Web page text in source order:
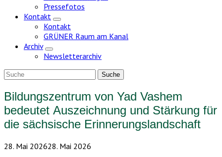
Pressefotos
Kontakt
Zeige
Untermenü
Kontakt
GRÜNER Raum am Kanal
Archiv
Zeige
Untermenü
Newsletterarchiv
Bildungszentrum von Yad Vashem
bedeutet Auszeichnung und Stärkung für
die sächsische Erinnerungslandschaft
28. Mai 202628. Mai 2026